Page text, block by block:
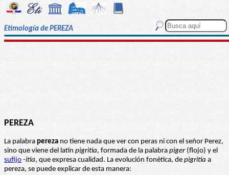
Etimología de PEREZA
PEREZA
La palabra pereza no tiene nada que ver con peras ni con el señor Perez,
sino que viene del latín pigritia, formada de la palabra piger(flojo) y el
sufijo -itia, que expresa cualidad. La evolución fonética, de pigritia a
pereza, se puede explicar de esta manera: